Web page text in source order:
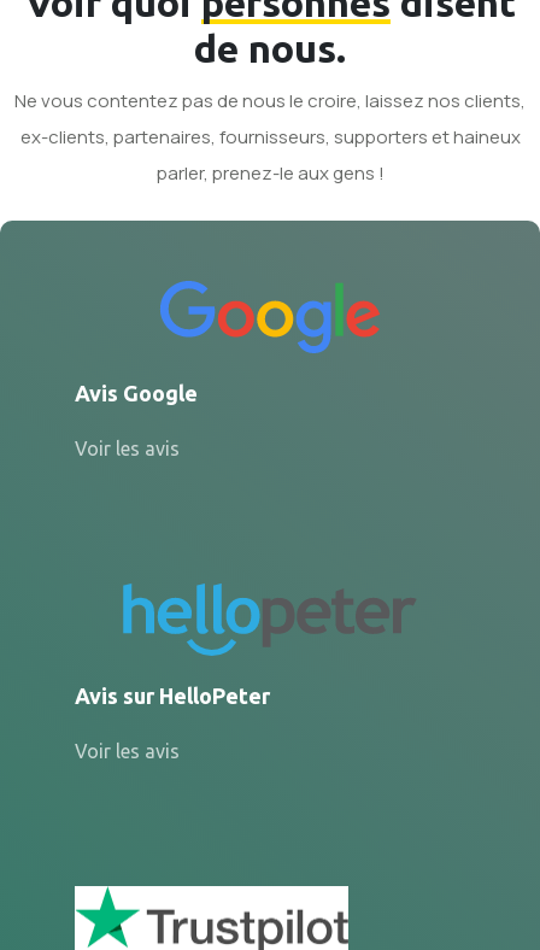
de nous.
Ne vous contentez pas de nous le croire, laissez nos clients,
ex-clients, partenaires, fournisseurs, supporters et haineux
parler, prenez-le aux gens !
Avis Google
Voir les avis
Avis sur HelloPeter
Voir les avis